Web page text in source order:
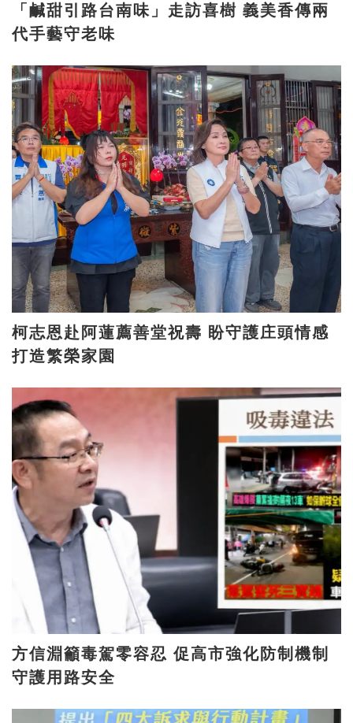
「鹹甜引路台南味」走訪喜樹 義美香傳兩
代手藝守老味
柯志恩赴阿蓮薦善堂祝壽 盼守護庄頭情感
打造繁榮家園
方信淵籲毒駕零容忍 促高市強化防制機制
守護用路安全